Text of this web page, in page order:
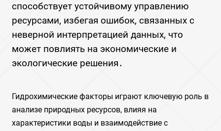
способствует устойчивому управлению
ресурсами, избегая ошибок, связанных с
неверной интерпретацией данных, что
может повлиять на экономические и
экологические решения․
Гидрохимические факторы играют ключевую роль в
анализе природных ресурсов, влияя на
характеристики воды и взаимодействие с